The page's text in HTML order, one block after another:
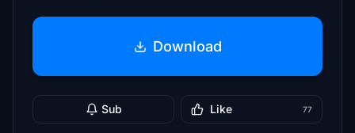
Download
Sub Like 77